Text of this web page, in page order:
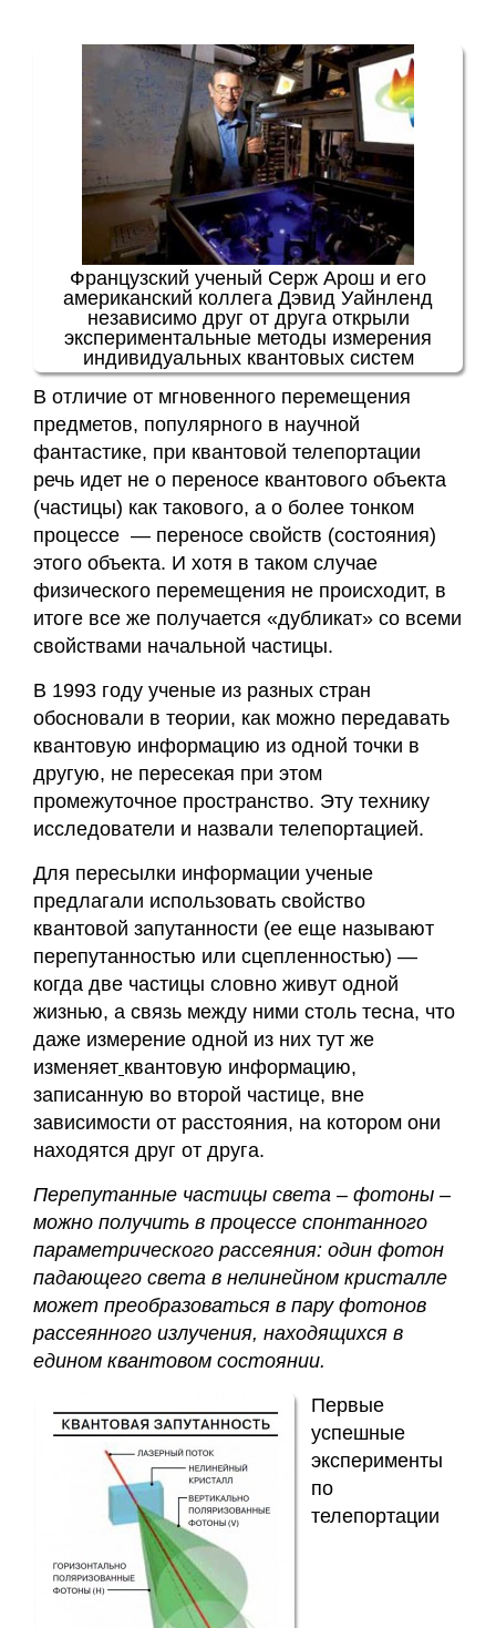
Французский ученый Серж Арош и его
американский коллега Дэвид Уайнленд
независимо друг от друга открыли
экспериментальные методы измерения
индивидуальных квантовых систем
В отличие от мгновенного перемещения
предметов, популярного в научной
фантастике, при квантовой телепортации
речь идет не о переносе квантового объекта
(частицы) как такового, а о более тонком
процессе — переносе свойств (состояния)
этого объекта. И хотя в таком случае
физического перемещения не происходит, в
итоге все же получается «дубликат» со всеми
свойствами начальной частицы.
В 1993 году ученые из разных стран
обосновали в теории, как можно передавать
квантовую информацию из одной точки в
другую, не пересекая при этом
промежуточное пространство. Эту технику
исследователи и назвали телепортацией.
Для пересылки информации ученые
предлагали использовать свойство
квантовой запутанности (ее еще называют
перепутанностью или сцепленностью) —
когда две частицы словно живут одной
жизнью, а связь между ними столь тесна, что
даже измерение одной из них тут же
изменяет квантовую информацию,
записанную во второй частице, вне
зависимости от расстояния, на котором они
находятся друг от друга.
Перепутанные частицы света – фотоны –
можно получить в процессе спонтанного
параметрического рассеяния: один фотон
падающего света в нелинейном кристалле
может преобразоваться в пару фотонов
рассеянного излучения, находящихся в
едином квантовом состоянии.
Первые
успешные
эксперименты
по
телепортации